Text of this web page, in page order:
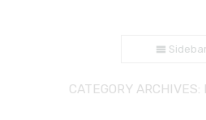
Sidebar
CATEGORY ARCHIVES: